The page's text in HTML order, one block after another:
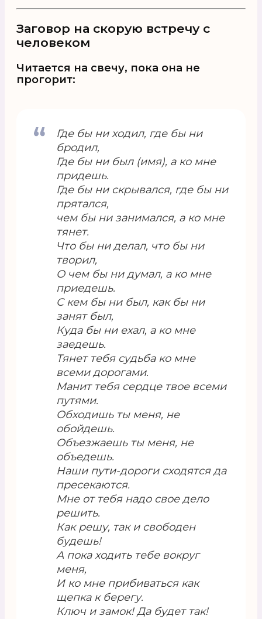
Заговор на скорую встречу с
человеком
Читается на свечу, пока она не
прогорит:
Где бы ни ходил, где бы ни
бродил,
Где бы ни был (имя), а ко мне
придешь.
Где бы ни скрывался, где бы ни
прятался,
чем бы ни занимался, а ко мне
тянет.
Что бы ни делал, что бы ни
творил,
О чем бы ни думал, а ко мне
приедешь.
С кем бы ни был, как бы ни
занят был,
Куда бы ни ехал, а ко мне
заедешь.
Тянет тебя судьба ко мне
всеми дорогами.
Манит тебя сердце твое всеми
путями.
Обходишь ты меня, не
обойдешь.
Объезжаешь ты меня, не
объедешь.
Наши пути-дороги сходятся да
пресекаются.
Мне от тебя надо свое дело
решить.
Как решу, так и свободен
будешь!
А пока ходить тебе вокруг
меня,
И ко мне прибиваться как
щепка к берегу.
Ключ и замок! Да будет так!